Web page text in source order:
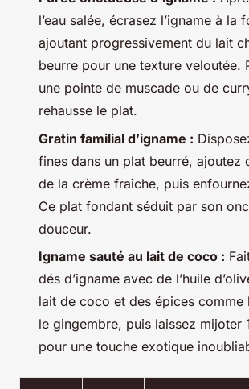
l’eau salée, écrasez l’igname à la
ajoutant progressivement du lait
beurre pour une texture veloutée.
une pointe de muscade ou de
rehausse le plat.
Gratin familial d’igname :
fines dans un plat beurré, ajoutez
de la crème fraîche, puis
Ce plat fondant séduit par son
douceur.
Igname sauté au lait de coco :
dés d’igname avec de l’huile
lait de coco et des épices comme
le gingembre, puis laissez mijoter
pour une touche exotique